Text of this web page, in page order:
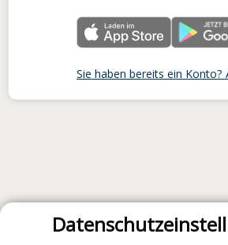
Sie haben bereits ein Konto?